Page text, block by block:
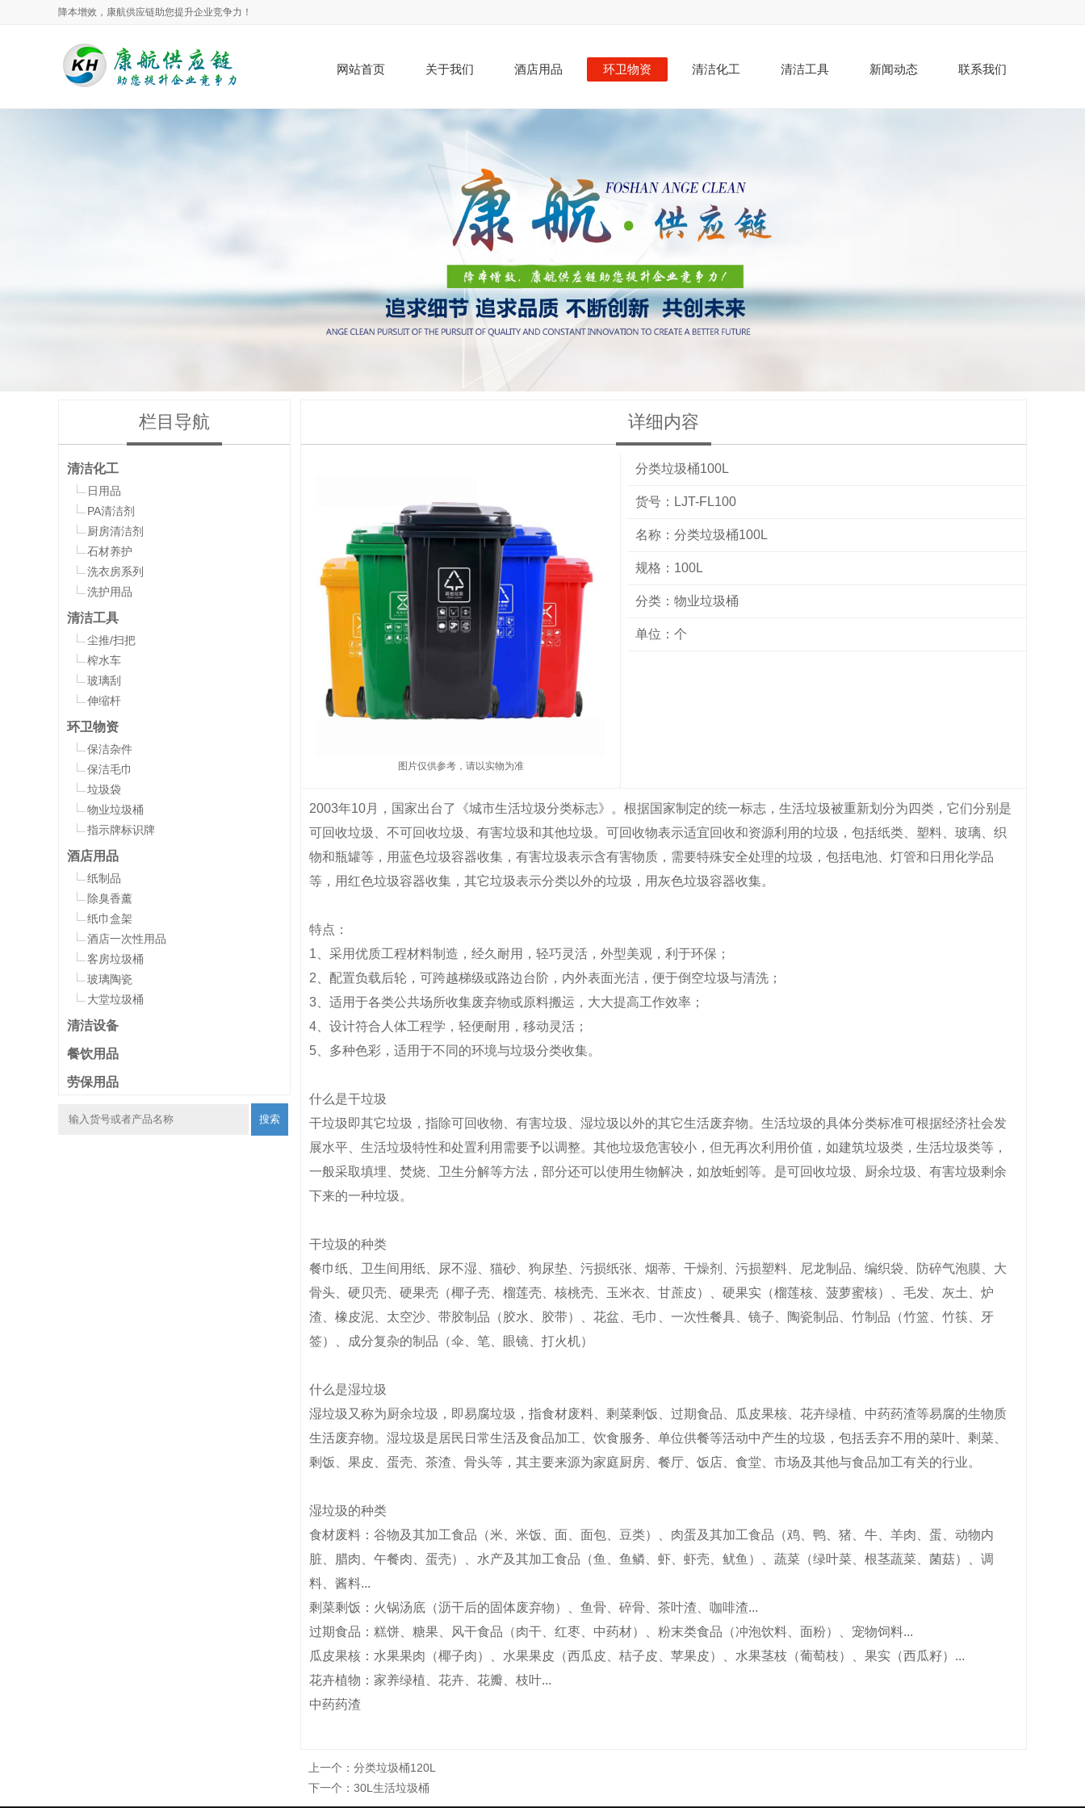
降本增效，康航供应链助您提升企业竞争力！
网站首页 关于我们 酒店用品 环卫物资 清洁化工 清洁工具 新闻动态 联系我们
详细内容
图片仅供参考，请以实物为准
分类垃圾桶100L
货号：LJT-FL100
名称：分类垃圾桶100L
规格：100L
分类：物业垃圾桶
单位：个
2003年10月，国家出台了《城市生活垃圾分类标志》。根据国家制定的统一标志，生活垃圾被重新划分为四类，它们分别是
可回收垃圾、不可回收垃圾、有害垃圾和其他垃圾。可回收物表示适宜回收和资源利用的垃圾，包括纸类、塑料、玻璃、织
物和瓶罐等，用蓝色垃圾容器收集，有害垃圾表示含有害物质，需要特殊安全处理的垃圾，包括电池、灯管和日用化学品
等，用红色垃圾容器收集，其它垃圾表示分类以外的垃圾，用灰色垃圾容器收集。
特点：
1、采用优质工程材料制造，经久耐用，轻巧灵活，外型美观，利于环保；
2、配置负载后轮，可跨越梯级或路边台阶，内外表面光洁，便于倒空垃圾与清洗；
3、适用于各类公共场所收集废弃物或原料搬运，大大提高工作效率；
4、设计符合人体工程学，轻便耐用，移动灵活；
5、多种色彩，适用于不同的环境与垃圾分类收集。
什么是干垃圾
干垃圾即其它垃圾，指除可回收物、有害垃圾、湿垃圾以外的其它生活废弃物。生活垃圾的具体分类标准可根据经济社会发
展水平、生活垃圾特性和处置利用需要予以调整。其他垃圾危害较小，但无再次利用价值，如建筑垃圾类，生活垃圾类等，
一般采取填埋、焚烧、卫生分解等方法，部分还可以使用生物解决，如放蚯蚓等。是可回收垃圾、厨余垃圾、有害垃圾剩余
下来的一种垃圾。
干垃圾的种类
餐巾纸、卫生间用纸、尿不湿、猫砂、狗尿垫、污损纸张、烟蒂、干燥剂、污损塑料、尼龙制品、编织袋、防碎气泡膜、大
骨头、硬贝壳、硬果壳（椰子壳、榴莲壳、核桃壳、玉米衣、甘蔗皮）、硬果实（榴莲核、菠萝蜜核）、毛发、灰土、炉
渣、橡皮泥、太空沙、带胶制品（胶水、胶带）、花盆、毛巾、一次性餐具、镜子、陶瓷制品、竹制品（竹篮、竹筷、牙
签）、成分复杂的制品（伞、笔、眼镜、打火机）
什么是湿垃圾
湿垃圾又称为厨余垃圾，即易腐垃圾，指食材废料、剩菜剩饭、过期食品、瓜皮果核、花卉绿植、中药药渣等易腐的生物质
生活废弃物。湿垃圾是居民日常生活及食品加工、饮食服务、单位供餐等活动中产生的垃圾，包括丢弃不用的菜叶、剩菜、
剩饭、果皮、蛋壳、茶渣、骨头等，其主要来源为家庭厨房、餐厅、饭店、食堂、市场及其他与食品加工有关的行业。
湿垃圾的种类
食材废料：谷物及其加工食品（米、米饭、面、面包、豆类）、肉蛋及其加工食品（鸡、鸭、猪、牛、羊肉、蛋、动物内
脏、腊肉、午餐肉、蛋壳）、水产及其加工食品（鱼、鱼鳞、虾、虾壳、鱿鱼）、蔬菜（绿叶菜、根茎蔬菜、菌菇）、调
料、酱料...
剩菜剩饭：火锅汤底（沥干后的固体废弃物）、鱼骨、碎骨、茶叶渣、咖啡渣...
过期食品：糕饼、糖果、风干食品（肉干、红枣、中药材）、粉末类食品（冲泡饮料、面粉）、宠物饲料...
瓜皮果核：水果果肉（椰子肉）、水果果皮（西瓜皮、桔子皮、苹果皮）、水果茎枝（葡萄枝）、果实（西瓜籽）...
花卉植物：家养绿植、花卉、花瓣、枝叶...
中药药渣
上一个： 分类垃圾桶120L
下一个： 30L生活垃圾桶
栏目导航
清洁化工
日用品
PA清洁剂
厨房清洁剂
石材养护
洗衣房系列
洗护用品
清洁工具
尘推/扫把
榨水车
玻璃刮
伸缩杆
环卫物资
保洁杂件
保洁毛巾
垃圾袋
物业垃圾桶
指示牌标识牌
酒店用品
纸制品
除臭香薰
纸巾盒架
酒店一次性用品
客房垃圾桶
玻璃陶瓷
大堂垃圾桶
清洁设备
餐饮用品
劳保用品
搜索